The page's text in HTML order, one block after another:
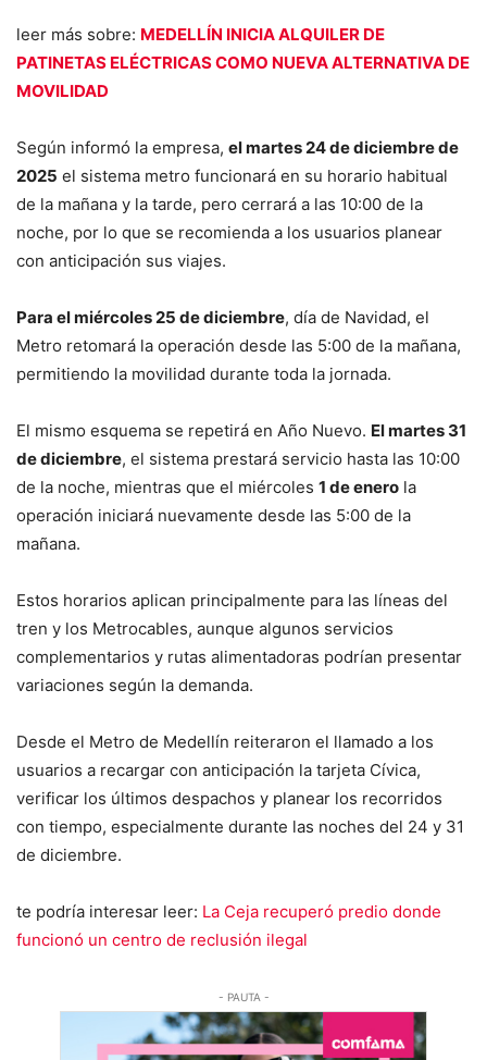
leer más sobre: MEDELLÍN INICIA ALQUILER DE
PATINETAS ELÉCTRICAS COMO NUEVA ALTERNATIVA DE
MOVILIDAD
Según informó la empresa, el martes 24 de diciembre de
2025 el sistema metro funcionará en su horario habitual
de la mañana y la tarde, pero cerrará a las 10:00 de la
noche, por lo que se recomienda a los usuarios planear
con anticipación sus viajes.
Para el miércoles 25 de diciembre, día de Navidad, el
Metro retomará la operación desde las 5:00 de la mañana,
permitiendo la movilidad durante toda la jornada.
El mismo esquema se repetirá en Año Nuevo. El martes 31
de diciembre, el sistema prestará servicio hasta las 10:00
de la noche, mientras que el miércoles 1 de enero la
operación iniciará nuevamente desde las 5:00 de la
mañana.
Estos horarios aplican principalmente para las líneas del
tren y los Metrocables, aunque algunos servicios
complementarios y rutas alimentadoras podrían presentar
variaciones según la demanda.
Desde el Metro de Medellín reiteraron el llamado a los
usuarios a recargar con anticipación la tarjeta Cívica,
verificar los últimos despachos y planear los recorridos
con tiempo, especialmente durante las noches del 24 y 31
de diciembre.
te podría interesar leer: La Ceja recuperó predio donde
funcionó un centro de reclusión ilegal
- PAUTA -